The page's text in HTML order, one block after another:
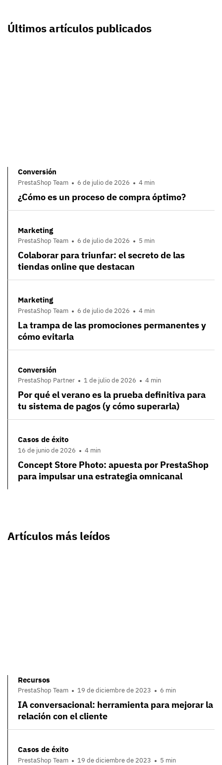
Últimos artículos publicados
Conversión
PrestaShop Team 6 de julio de 2026 4 min
¿Cómo es un proceso de compra óptimo?
Marketing
PrestaShop Team 6 de julio de 2026 5 min
Colaborar para triunfar: el secreto de las
tiendas online que destacan
Marketing
PrestaShop Team 6 de julio de 2026 4 min
La trampa de las promociones permanentes y
cómo evitarla
Conversión
PrestaShop Partner 1 de julio de 2026 4 min
Por qué el verano es la prueba definitiva para
tu sistema de pagos (y cómo superarla)
Casos de éxito
16 de junio de 2026 4 min
Concept Store Photo: apuesta por PrestaShop
para impulsar una estrategia omnicanal
Artículos más leídos
Recursos
PrestaShop Team 19 de diciembre de 2023 6 min
IA conversacional: herramienta para mejorar la
relación con el cliente
Casos de éxito
PrestaShop Team 19 de diciembre de 2023 5 min